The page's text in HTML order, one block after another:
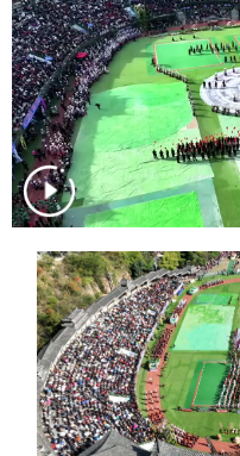
文化 书画
访谈 视频
法律 中央文件
食品 人居
学术中国 乡村振兴
城市 旅游
彩票 娱乐
公益 一带一路
文化产业